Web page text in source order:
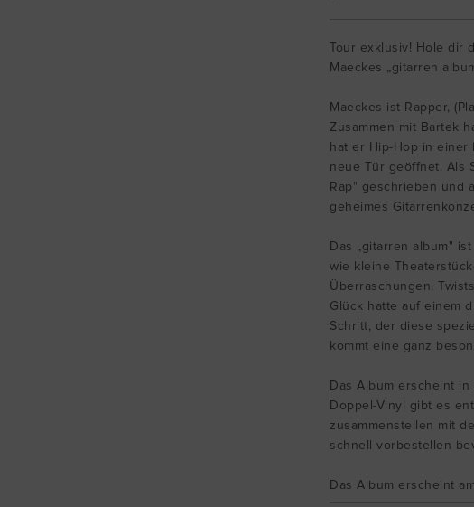
Tour exklusiv! Hole dir
Maeckes „gitarren
Maeckes ist Rapper,
Zusammen mit Bartek
hat er Hip-Hop in einer
neue Tür geöffnet. Als
Rap" geschrieben und
geheimes
Das „gitarren album"
wie kleine
Überraschungen,
Glück hatte auf einem
Schritt, der diese
kommt eine ganz
Das Album erscheint
Doppel-Vinyl gibt es
zusammenstellen mit
schnell vorbestellen
Das Album erscheint